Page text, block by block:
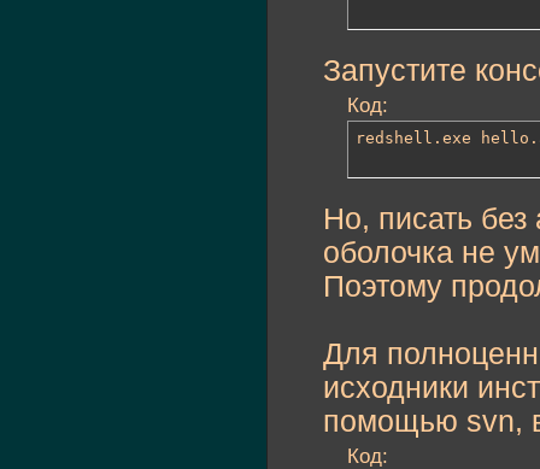
Запустите
Код:
redshell.exe
Но, писать без
оболочка не
Поэтому
Для
исходники
помощью svn,
Код: